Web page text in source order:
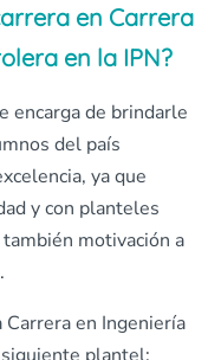
en Carrera
en la IPN?
encarga de brindarle
del país
ya que
y con planteles
motivación a
en Ingeniería